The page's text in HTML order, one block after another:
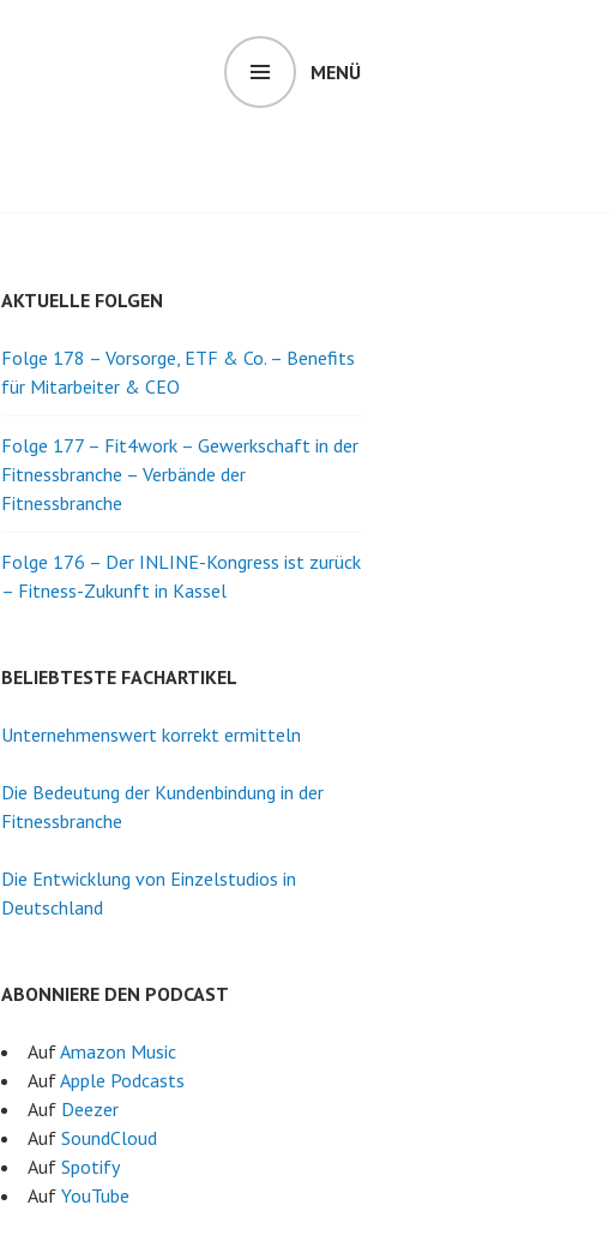
MENÜ
AKTUELLE FOLGEN
Folge 178 – Vorsorge, ETF & Co. – Benefits
für Mitarbeiter & CEO
Folge 177 – Fit4work – Gewerkschaft in der
Fitnessbranche – Verbände der
Fitnessbranche
Folge 176 – Der INLINE-Kongress ist zurück
– Fitness-Zukunft in Kassel
BELIEBTESTE FACHARTIKEL
Unternehmenswert korrekt ermitteln
Die Bedeutung der Kundenbindung in der
Fitnessbranche
Die Entwicklung von Einzelstudios in
Deutschland
ABONNIERE DEN PODCAST
AufAmazon Music
AufApple Podcasts
Auf Deezer
Auf SoundCloud
Auf Spotify
Auf YouTube